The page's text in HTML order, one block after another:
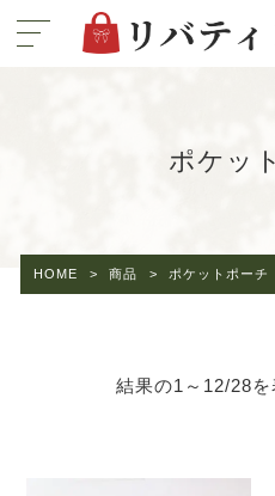
ポケッ
HOME > 商品 > ポケットポーチ
結果の1～12/28